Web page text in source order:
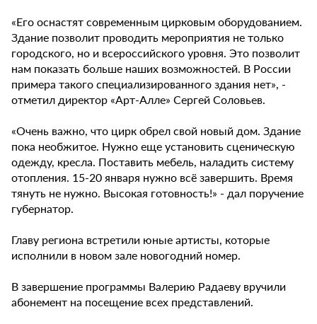
«Его оснастят современным цирковым оборудованием.
Здание позволит проводить мероприятия не только
городского, но и всероссийского уровня. Это позволит
нам показать больше наших возможностей. В России
примера такого специализированного здания нет», -
отметил директор «Арт-Алле» Сергей Соловьев.
«Очень важно, что цирк обрел свой новый дом. Здание
пока необжитое. Нужно еще установить сценическую
одежду, кресла. Поставить мебель, наладить систему
отопления. 15-20 января нужно всё завершить. Время
тянуть не нужно. Высокая готовность!» - дал поручение
губернатор.
Главу региона встретили юные артисты, которые
исполнили в новом зале новогодний номер.
В завершение программы Валерию Радаеву вручили
абонемент на посещение всех представлений.